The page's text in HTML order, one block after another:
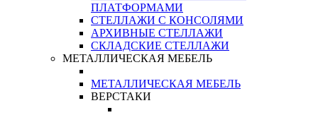
ПЛАТФОРМАМИ
СТЕЛЛАЖИ С КОНСОЛЯМИ
АРХИВНЫЕ СТЕЛЛАЖИ
СКЛАДСКИЕ СТЕЛЛАЖИ
МЕТАЛЛИЧЕСКАЯ МЕБЕЛЬ
МЕТАЛЛИЧЕСКАЯ МЕБЕЛЬ
ВЕРСТАКИ